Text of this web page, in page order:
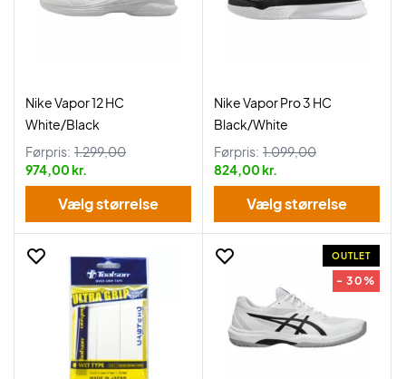
Nike Vapor 12 HC
White/Black
Førpris: 1.299,00
974,00 kr.
Vælg størrelse
Nike Vapor Pro 3 HC
Black/White
Førpris: 1.099,00
824,00 kr.
Vælg størrelse
OUTLET
- 30%